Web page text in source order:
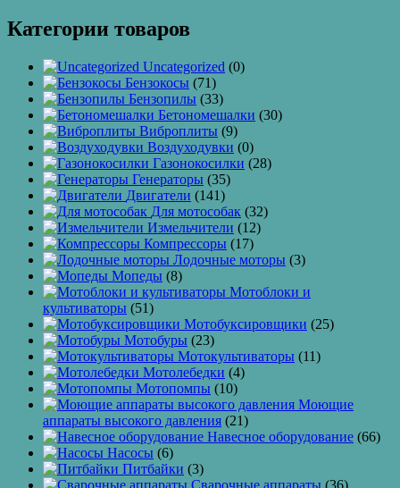
Категории товаров
Uncategorized (0)
Бензокосы (71)
Бензопилы (33)
Бетономешалки (30)
Виброплиты (9)
Воздуходувки (0)
Газонокосилки (28)
Генераторы (35)
Двигатели (141)
Для мотособак (32)
Измельчители (12)
Компрессоры (17)
Лодочные моторы (3)
Мопеды (8)
Мотоблоки и
культиваторы (51)
Мотобуксировщики (25)
Мотобуры (23)
Мотокультиваторы (11)
Мотолебедки (4)
Мотопомпы (10)
Моющие
аппараты высокого давления (21)
Навесное оборудование (66)
Насосы (6)
Питбайки (3)
Сварочные аппараты (36)